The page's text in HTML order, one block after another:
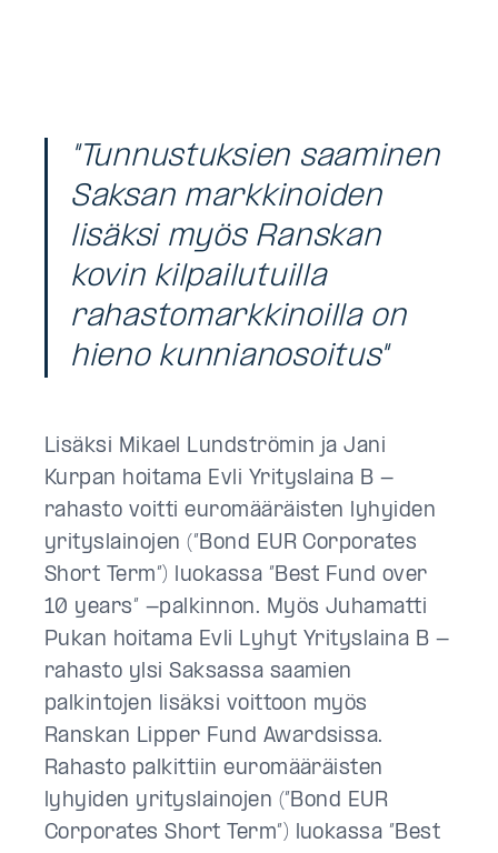
"Tunnustuksien saaminen
Saksan markkinoiden
lisäksi myös Ranskan
kovin kilpailutuilla
rahastomarkkinoilla on
hieno kunnianosoitus"
Lisäksi Mikael Lundströmin ja Jani
Kurpan hoitama Evli Yrityslaina B -
rahasto voitti euromääräisten lyhyiden
yrityslainojen (”Bond EUR Corporates
Short Term”) luokassa ”Best Fund over
10 years” -palkinnon. Myös Juhamatti
Pukan hoitama Evli Lyhyt Yrityslaina B -
rahasto ylsi Saksassa saamien
palkintojen lisäksi voittoon myös
Ranskan Lipper Fund Awardsissa.
Rahasto palkittiin euromääräisten
lyhyiden yrityslainojen (”Bond EUR
Corporates Short Term”) luokassa ”Best